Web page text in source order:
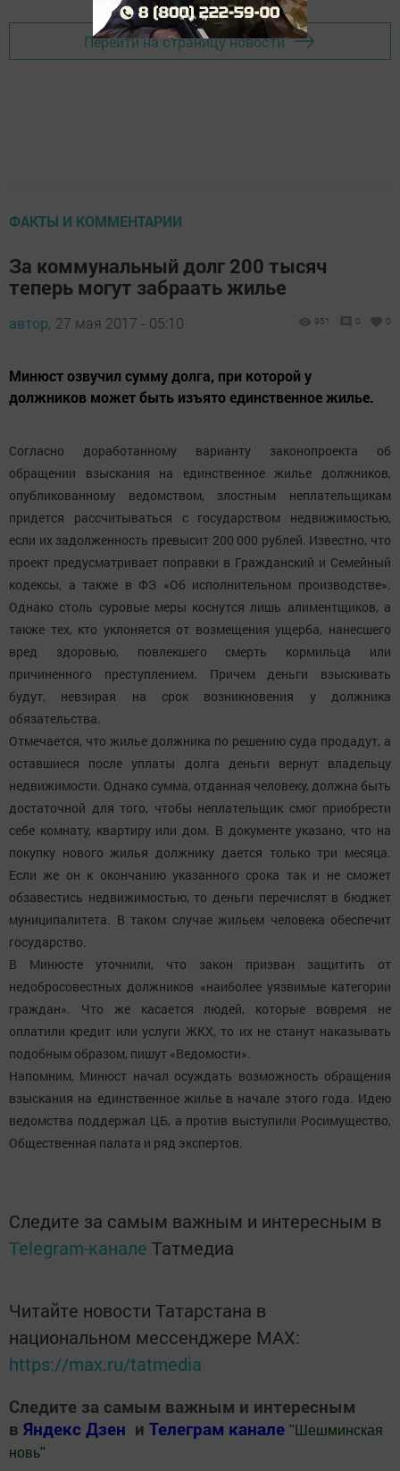
Перейти на страницу новости
ФАКТЫ И КОММЕНТАРИИ
За коммунальный долг 200 тысяч
теперь могут забраать жилье
автор, 27 мая 2017 - 05:10 951 0 0
Минюст озвучил сумму долга, при которой у
должников может быть изъято единственное жилье.
Согласно доработанному варианту законопроекта об
обращении взыскания на единственное жилье должников,
опубликованному ведомством, злостным неплательщикам
придется рассчитываться с государством недвижимостью,
если их задолженность превысит 200 000 рублей. Известно, что
проект предусматривает поправки в Гражданский и Семейный
кодексы, а также в ФЗ «Об исполнительном производстве».
Однако столь суровые меры коснутся лишь алиментщиков, а
также тех, кто уклоняется от возмещения ущерба, нанесшего
вред здоровью, повлекшего смерть кормильца или
причиненного преступлением. Причем деньги взыскивать
будут, невзирая на срок возникновения у должника
обязательства.
Отмечается, что жилье должника по решению суда продадут, а
оставшиеся после уплаты долга деньги вернут владельцу
недвижимости. Однако сумма, отданная человеку, должна быть
достаточной для того, чтобы неплательщик смог приобрести
себе комнату, квартиру или дом. В документе указано, что на
покупку нового жилья должнику дается только три месяца.
Если же он к окончанию указанного срока так и не сможет
обзавестись недвижимостью, то деньги перечислят в бюджет
муниципалитета. В таком случае жильем человека обеспечит
государство.
В Минюсте уточнили, что закон призван защитить от
недобросовестных должников «наиболее уязвимые категории
граждан». Что же касается людей, которые вовремя не
оплатили кредит или услуги ЖКХ, то их не станут наказывать
подобным образом, пишут «Ведомости».
Напомним, Минюст начал осуждать возможность обращения
взыскания на единственное жилье в начале этого года. Идею
ведомства поддержал ЦБ, а против выступили Росимущество,
Общественная палата и ряд экспертов.
Следите за самым важным и интересным в
Telegram-канале Татмедиа
Читайте новости Татарстана в
национальном мессенджере MАХ:
https://max.ru/tatmedia
Следите за самым важным и интересным
в Яндекс Дзен и Телеграм канале " Шешминская
новь"